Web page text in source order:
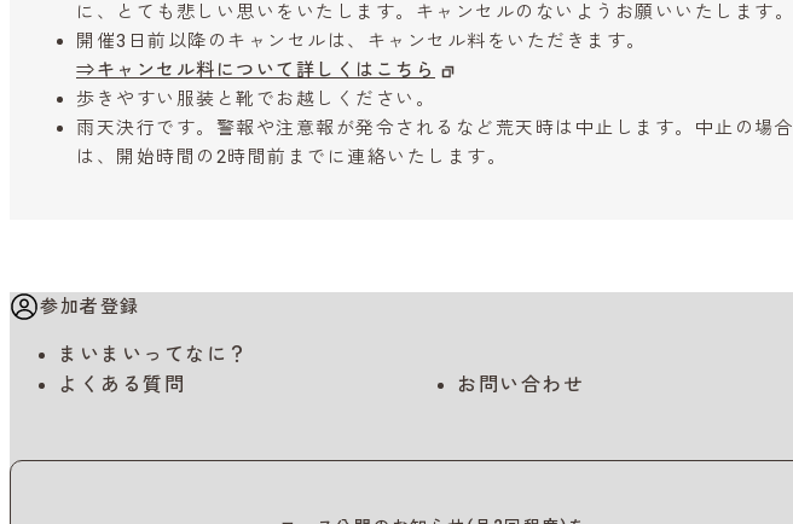
に、とても悲しい思いをいたします。キャンセルのないようお願いいたします。
開催3日前以降のキャンセルは、キャンセル料をいただきます。
⇒キャンセル料について詳しくはこちら
歩きやすい服装と靴でお越しください。
雨天決行です。警報や注意報が発令されるなど荒天時は中止します。中止の場合
は、開始時間の2時間前までに連絡いたします。
参加者登録
まいまいってなに？
よくある質問
お問い合わせ